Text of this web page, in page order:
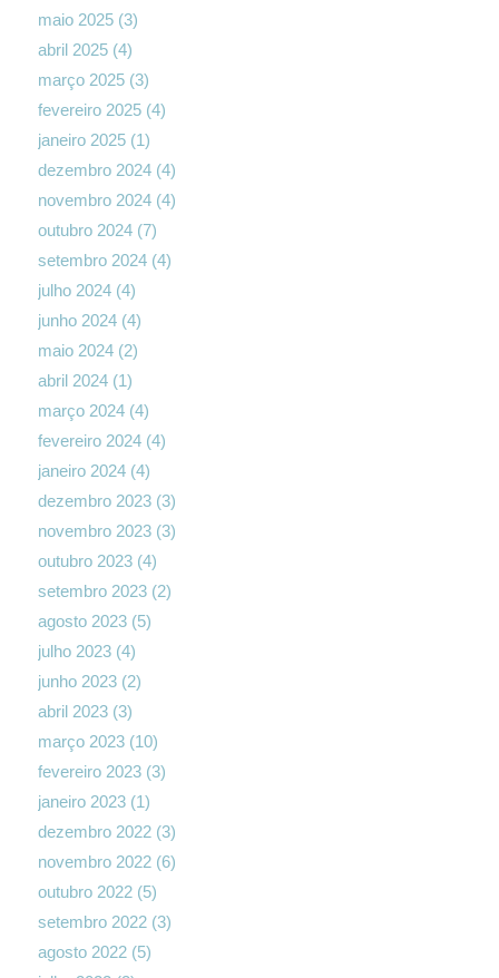
maio 2025(3)
abril 2025(4)
março 2025(3)
fevereiro 2025(4)
janeiro 2025(1)
dezembro 2024(4)
novembro 2024(4)
outubro 2024(7)
setembro 2024(4)
julho 2024(4)
junho 2024(4)
maio 2024(2)
abril 2024(1)
março 2024(4)
fevereiro 2024(4)
janeiro 2024(4)
dezembro 2023(3)
novembro 2023(3)
outubro 2023(4)
setembro 2023(2)
agosto 2023(5)
julho 2023(4)
junho 2023(2)
abril 2023(3)
março 2023(10)
fevereiro 2023(3)
janeiro 2023(1)
dezembro 2022(3)
novembro 2022(6)
outubro 2022(5)
setembro 2022(3)
agosto 2022(5)